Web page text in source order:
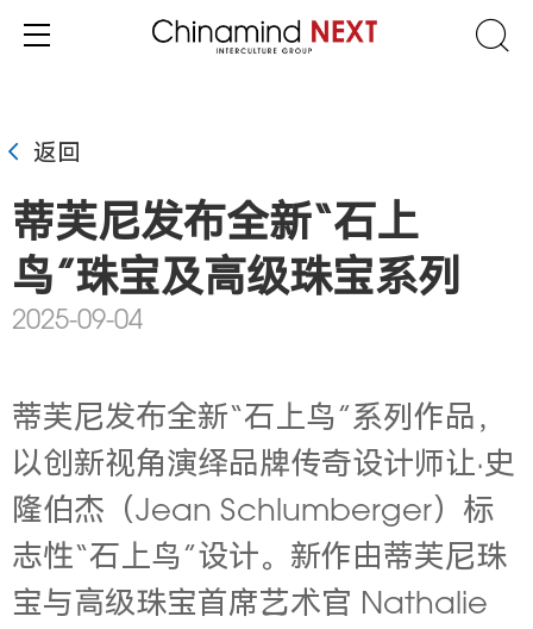
返回
蒂芙尼发布全新“石上
鸟”珠宝及高级珠宝系列
2025-09-04
蒂芙尼发布全新“石上鸟”系列作品，
以创新视角演绎品牌传奇设计师让·史
隆伯杰（Jean Schlumberger）标
志性“石上鸟”设计。新作由蒂芙尼珠
宝与高级珠宝首席艺术官 Nathalie